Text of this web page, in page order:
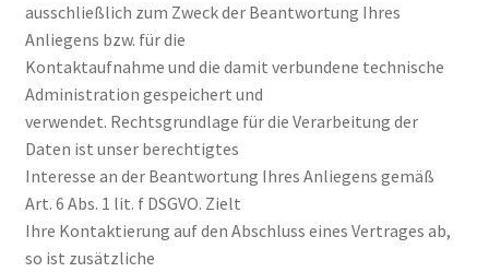
ausschließlich zum Zweck der Beantwortung Ihres
Anliegens bzw. für die
Kontaktaufnahme und die damit verbundene technische
Administration gespeichert und
verwendet. Rechtsgrundlage für die Verarbeitung der
Daten ist unser berechtigtes
Interesse an der Beantwortung Ihres Anliegens gemäß
Art. 6 Abs. 1 lit. f DSGVO. Zielt
Ihre Kontaktierung auf den Abschluss eines Vertrages ab,
so ist zusätzliche